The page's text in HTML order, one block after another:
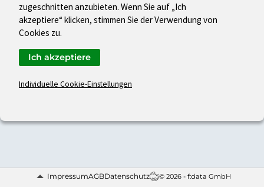
ImpressumAGBDatenschutz © 2026 - f:data GmbH
zugeschnitten anzubieten. Wenn Sie auf „Ich
akzeptiere“ klicken, stimmen Sie der Verwendung von
Cookies zu.
Individuelle Cookie-Einstellungen
Ich akzeptiere